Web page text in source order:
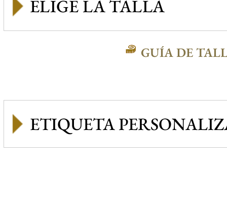
GUÍA DE
ETIQUETA